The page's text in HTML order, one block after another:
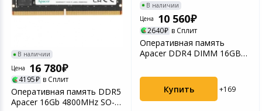
В наличии
Цена
16 780
4195 в Сплит
Оперативная память DDR5
Apacer 16Gb 4800MHz SO-
В наличии
Цена
10 560
2640 в Сплит
Оперативная память
Apacer DDR4 DIMM 16GB
Купить
+169